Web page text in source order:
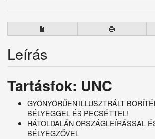
Leírás
Tartásfok: UNC
GYÖNYÖRŰEN ILLUSZTRÁLT
BÉLYEGGEL ÉS PECSÉTTEL!
HÁTOLDALÁN ORSZÁGLEÍRÁSSAL
BÉLYEGZŐVEL